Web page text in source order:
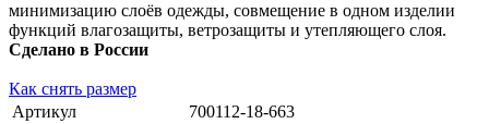
минимизацию слоёв одежды, совмещение в одном изделии
функций влагозащиты, ветрозащиты и утепляющего слоя.
Сделано в России
Как снять размер
Артикул
700112-18-663